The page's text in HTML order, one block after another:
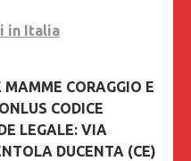
in Italia
CORAGGIO E
CODICE
LEGALE: VIA
DUCENTA (CE)